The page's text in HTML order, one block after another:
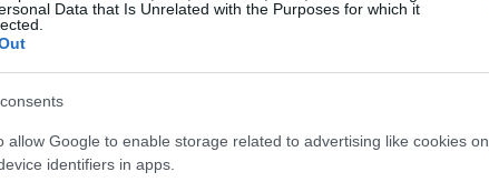
Data that Is Unrelated with the Purposes for which it
allow Google to enable storage related to advertising like cookies on
identifiers in apps.
ao contrário de outras criptomoedas
com dinheiro de fiats. No entanto, você ainda
primeiro USDT em qualquer bolsa fiat-to-crypto